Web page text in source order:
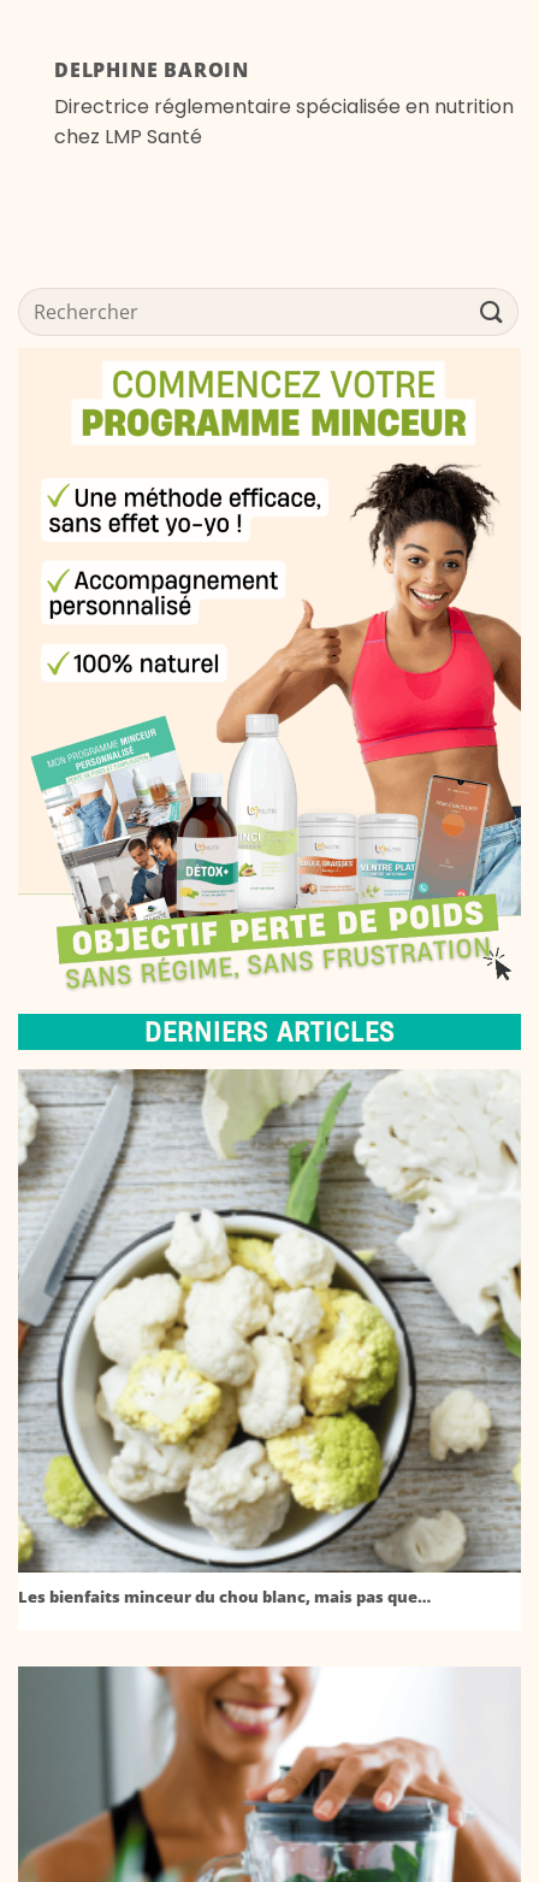
DELPHINE BAROIN
Directrice réglementaire spécialisée en nutrition
chez LMP Santé
DERNIERS ARTICLES
Les bienfaits minceur du chou blanc, mais pas que…